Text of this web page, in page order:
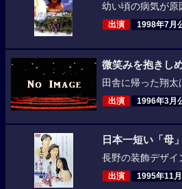
幼い頃の病気が原
出演 1998年7月
微笑みを抱きし
田舎に帰った翔太
出演 1996年3月
日本一短い「母
長野の装飾デザイ
出演 1995年11